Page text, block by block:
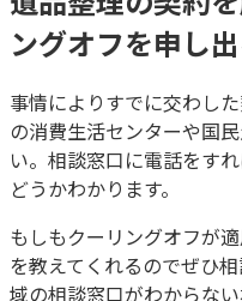
ングオフを申し
事情によりすでに交わし
の消費生活センターや国
い。相談窓口に電話をす
どうかわかります。
もしもクーリングオフが
を教えてくれるのでぜひ
域の相談窓口がわからな